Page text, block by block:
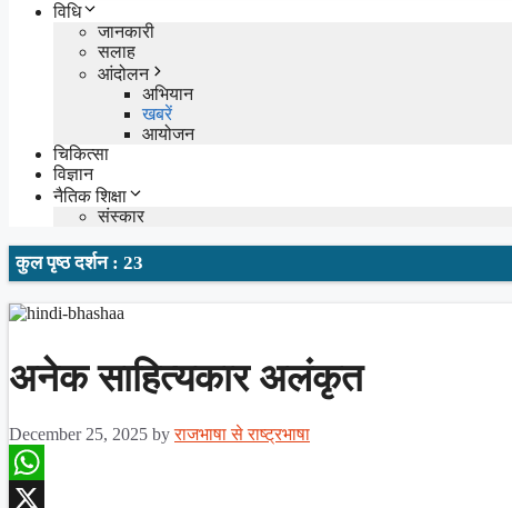
विधि
जानकारी
सलाह
आंदोलन
अभियान
खबरें
आयोजन
चिकित्सा
विज्ञान
नैतिक शिक्षा
संस्कार
कुल पृष्ठ दर्शन : 23
अनेक साहित्यकार अलंकृत
December 25, 2025 byराजभाषा से राष्ट्रभाषा
WhatsApp